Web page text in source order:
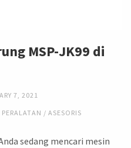
MSP-JK99 di
7, 2021
PERALATAN / ASESORIS
sedang mencari mesin